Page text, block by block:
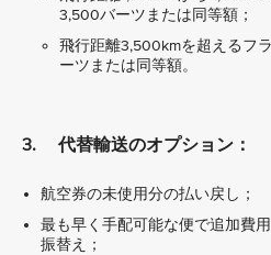
3,500バーツまたは同等額；
飛行距離3,500kmを超えるフ
ーツまたは同等額。
3. 代替輸送のオプション：
航空券の未使用分の払い戻し；
最も早く手配可能な便で追加費
振替え；